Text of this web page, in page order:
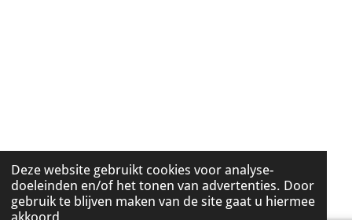
Deze website gebruikt cookies voor analyse-
doeleinden en/of het tonen van advertenties. Door
gebruik te blijven maken van de site gaat u hiermee
akkoord.